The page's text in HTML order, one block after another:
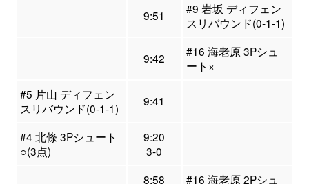
9:51
#9 岩坂 ディフェン
スリバウンド(0-1-1)
9:42
#16 海老原 3Pシュ
ート×
#5 片山 ディフェン
スリバウンド(0-1-1)
9:41
#4 北條 3Pシュート
○(3点)
9:20
3-0
8:58
#16 海老原 2Pシュ